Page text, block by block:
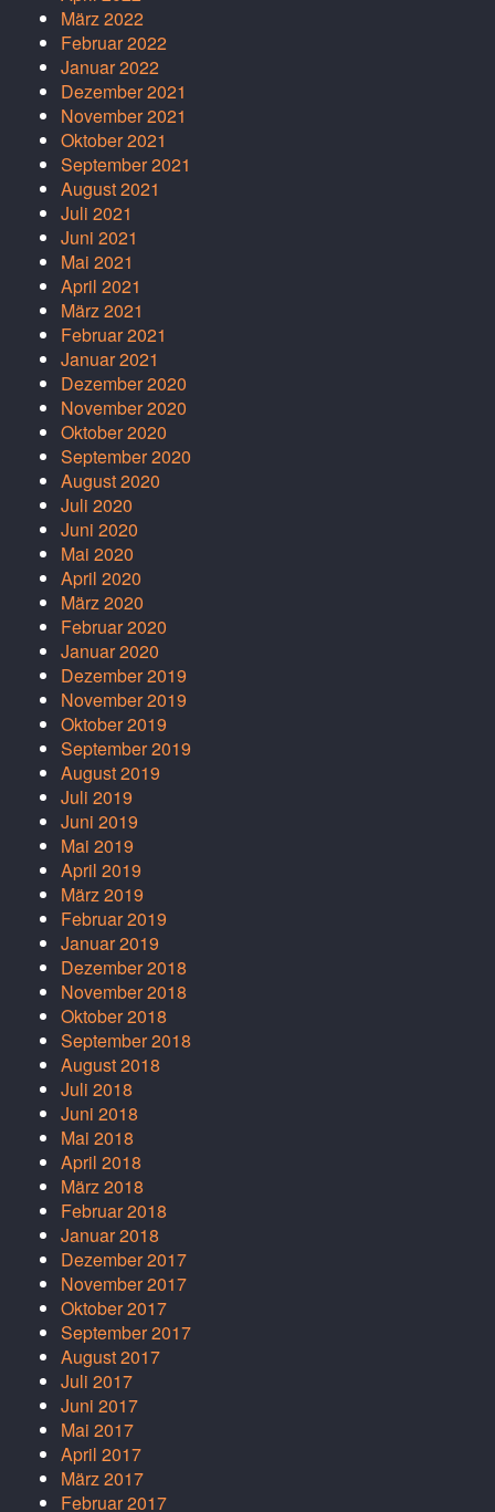
März 2022
Februar 2022
Januar 2022
Dezember 2021
November 2021
Oktober 2021
September 2021
August 2021
Juli 2021
Juni 2021
Mai 2021
April 2021
März 2021
Februar 2021
Januar 2021
Dezember 2020
November 2020
Oktober 2020
September 2020
August 2020
Juli 2020
Juni 2020
Mai 2020
April 2020
März 2020
Februar 2020
Januar 2020
Dezember 2019
November 2019
Oktober 2019
September 2019
August 2019
Juli 2019
Juni 2019
Mai 2019
April 2019
März 2019
Februar 2019
Januar 2019
Dezember 2018
November 2018
Oktober 2018
September 2018
August 2018
Juli 2018
Juni 2018
Mai 2018
April 2018
März 2018
Februar 2018
Januar 2018
Dezember 2017
November 2017
Oktober 2017
September 2017
August 2017
Juli 2017
Juni 2017
Mai 2017
April 2017
März 2017
Februar 2017